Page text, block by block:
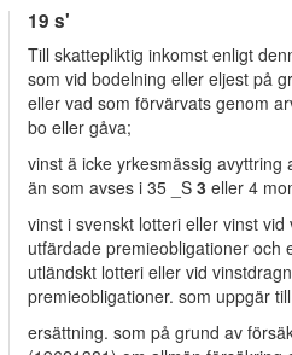
19 s'
Till skattepliktig inkomst enligt
som vid bodelning eller eljest på
eller vad som förvärvats genom
bo eller gåva;
vinst ä icke yrkesmässig avyttring
än som avses i 35 _S 3 eller 4
vinst i svenskt lotteri eller vinst
utfärdade premieobligationer och
utländskt lotteri eller vid
premieobligationer. som uppgär
ersättning. som på grund av